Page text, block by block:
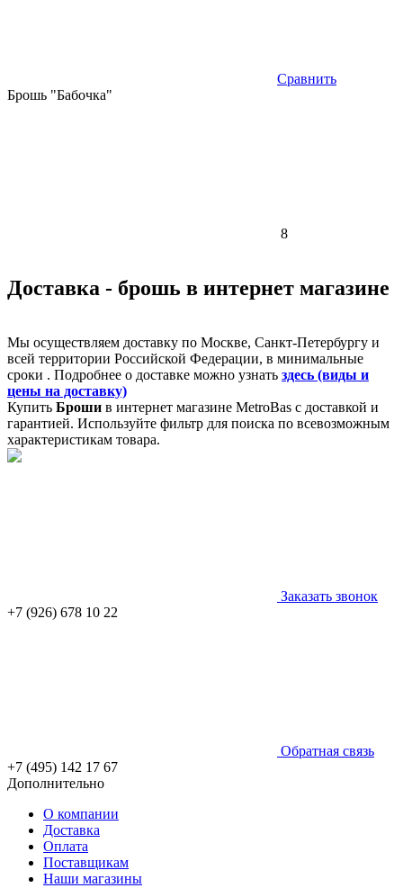
Сравнить
Брошь "Бабочка"
8
Доставка - брошь в интернет магазине
Мы осуществляем доставку по Москве, Санкт-Петербургу и
всей территории Российской Федерации, в минимальные
сроки . Подробнее о доставке можно узнать здесь (виды и
цены на доставку)
Купить Броши в интернет магазине MetroBas с доставкой и
гарантией. Используйте фильтр для поиска по всевозможным
характеристикам товара.
Заказать звонок
+7 (926) 678 10 22
Обратная связь
+7 (495) 142 17 67
Дополнительно
О компании
Доставка
Оплата
Поставщикам
Наши магазины